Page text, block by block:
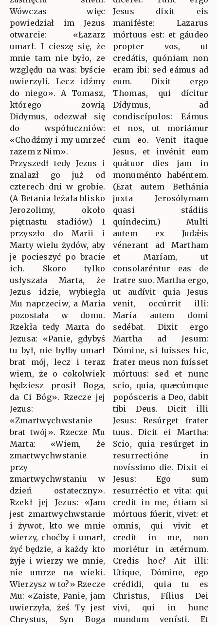
Wówczas więc
powiedział im Jezus
otwarcie: «Łazarz
umarł. I cieszę się, że
mnie tam nie było, ze
względu na was: byście
uwierzyli. Lecz idźmy
do niego». A Tomasz,
którego zowią
Didymus, odezwał się
do współuczniów:
«Chodźmy i my umrzeć
razem z Nim».
Przyszedł tedy Jezus i
znalazł go już od
czterech dni w grobie.
(A Betania leżała blisko
Jerozolimy, około
piętnastu stadiów.) I
przyszło do Marii i
Marty wielu żydów, aby
je pocieszyć po bracie
ich. Skoro tylko
usłyszała Marta, że
Jezus idzie, wybiegła
Mu naprzeciw, a Maria
pozostała w domu.
Rzekła tedy Marta do
Jezusa: «Panie, gdybyś
tu był, nie byłby umarł
brat mój, lecz i teraz
wiem, że o cokolwiek
będziesz prosił Boga,
da Ci Bóg». Rzecze jej
Jezus:
«Zmartwychwstanie
brat twój». Rzecze Mu
Marta: «Wiem, że
zmartwychwstanie
przy
zmartwychwstaniu w
dzień ostateczny».
Rzekł jej Jezus: «Jam
jest zmartwychwstanie
i żywot, kto we mnie
wierzy, choćby i umarł,
żyć będzie, a każdy kto
żyje i wierzy we mnie,
nie umrze na wieki.
Wierzysz w to?» Rzecze
Mu: «Zaiste, Panie, jam
uwierzyła, żeś Ty jest
Chrystus, Syn Boga
Jesus dixit eis
maniféste: Lazarus
mórtuus est: et gáudeo
propter vos, ut
credátis, quóniam non
eram ibi: sed eámus ad
eum. Dixit ergo
Thomas, qui dícitur
Dídymus, ad
condiscípulos: Eámus
et nos, ut moriámur
cum eo. Venit itaque
Jesus, et invénit eum
quátuor dies jam in
monuménto habéntem.
(Erat autem Bethánia
juxta Jerosólymam
quasi stádiis
quíndecim.) Multi
autem ex Judǽis
vénerant ad Martham
et Maríam, ut
consolaréntur eas de
fratre suo. Martha ergo,
ut audívit quia Jesus
venit, occúrrit illi:
María autem domi
sedébat. Dixit ergo
Martha ad Jesum:
Dómine, si fuísses hic,
frater meus non fuísset
mórtuus: sed et nunc
scio, quia, quæcúmque
popósceris a Deo, dabit
tibi Deus. Dicit illi
Jesus: Resúrget frater
tuus. Dicit ei Martha:
Scio, quia resúrget in
resurrectióne in
novíssimo die. Dixit ei
Jesus: Ego sum
resurréctio et vita: qui
credit in me, étiam si
mórtuus fúerit, vivet: et
omnis, qui vivit et
credit in me, non
moriétur in ætérnum.
Credis hoc? Ait illi:
Utique, Dómine, ego
crédidi, quia tu es
Christus, Fílius Dei
vivi, qui in hunc
mundum venísti. Et